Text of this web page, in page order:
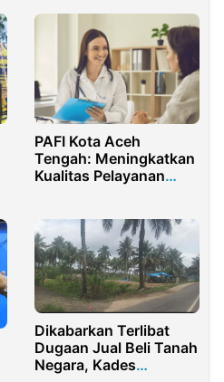
PAFI Kota Aceh
Tengah: Meningkatkan
Kualitas Pelayanan
Dikabarkan Terlibat
Dugaan Jual Beli Tanah
Negara, Kades